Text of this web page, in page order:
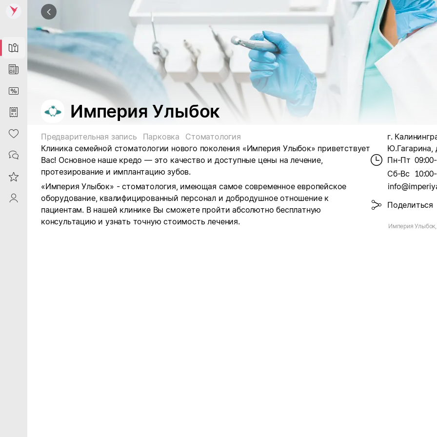
Map
News
DiscountCard
Purchases
Heart
Contacts
Reviews
ProfileSaby
Империя Улыбок
Предварительная запись Парковка
Стоматология
Клиника семейной стоматологии нового поколения «Империя Улыбок» приветствует
Вас! Основное наше кредо — это качество и доступные цены на лечение,
протезирование и имплантацию зубов.
«Империя Улыбок» - стоматология, имеющая самое современное европейское
оборудование, квалифицированный персонал и добродушное отношение к
пациентам. В нашей клинике Вы сможете пройти абсолютно бесплатную
консультацию и узнать точную стоимость лечения.
г.
Ю.Гагарина,
Пн-Пт
Сб-Вс
Поделиться
Империя